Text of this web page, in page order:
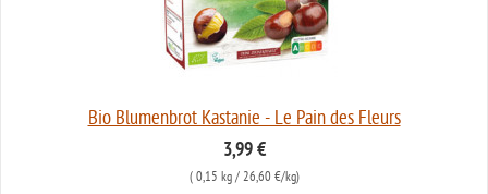
Bio Blumenbrot Kastanie - Le Pain des Fleurs
3,99 €
( 0,15 kg/ 26,60 €/kg)